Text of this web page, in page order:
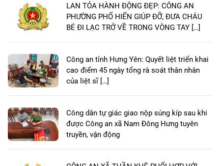
LAN TỎA HÀNH ĐỘNG ĐẸP: CÔNG AN
PHƯỜNG PHỐ HIẾN GIÚP ĐỠ, ĐƯA CHÁU
BÉ ĐI LẠC TRỞ VỀ TRONG VÒNG TAY […]
Công an tỉnh Hưng Yên: Quyết liệt triển khai
cao điểm 45 ngày tổng rà soát thân nhân
của liệt sĩ […]
Công dân tự giác giao nộp súng kíp sau khi
được Công an xã Nam Đông Hưng tuyên
truyền, vận động